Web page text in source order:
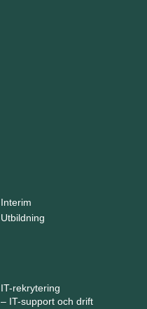
Interim
Utbildning
IT-rekrytering
– IT-support och drift